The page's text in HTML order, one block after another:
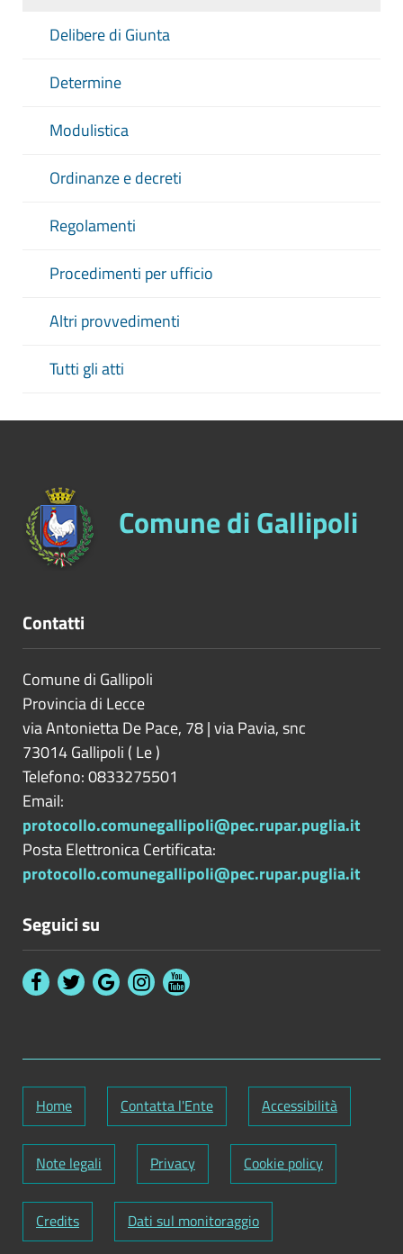
Delibere di Giunta
Determine
Modulistica
Ordinanze e decreti
Regolamenti
Procedimenti per ufficio
Altri provvedimenti
Tutti gli atti
Comune di Gallipoli
Contatti
Comune di Gallipoli
Provincia di Lecce
via Antonietta De Pace, 78 | via Pavia, snc
73014Gallipoli ( Le)
Telefono: 0833275501
Email:
protocollo.comunegallipoli@pec.rupar.puglia.it
Posta Elettronica Certificata:
protocollo.comunegallipoli@pec.rupar.puglia.it
Seguici su
Home Contatta l'Ente Accessibilità
Note legali Privacy Cookie policy
Credits Dati sul monitoraggio